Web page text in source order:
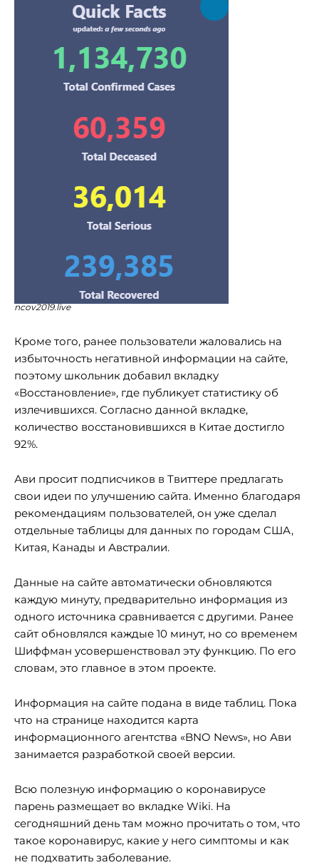
ncov2019.live
Кроме того, ранее пользователи жаловались на
избыточность негативной информации на сайте,
поэтому школьник добавил вкладку
«Восстановление», где публикует статистику об
излечившихся. Согласно данной вкладке,
количество восстановившихся в Китае достигло
92%.
Ави просит подписчиков в Твиттере предлагать
свои идеи по улучшению сайта. Именно благодаря
рекомендациям пользователей, он уже сделал
отдельные таблицы для данных по городам США,
Китая, Канады и Австралии.
Данные на сайте автоматически обновляются
каждую минуту, предварительно информация из
одного источника сравнивается с другими. Ранее
сайт обновлялся каждые 10 минут, но со временем
Шиффман усовершенствовал эту функцию. По его
словам, это главное в этом проекте.
Информация на сайте подана в виде таблиц. Пока
что на странице находится карта
информационного агентства «BNO News», но Ави
занимается разработкой своей версии.
Всю полезную информацию о коронавирусе
парень размещает во вкладке Wiki. На
сегодняшний день там можно прочитать о том, что
такое коронавирус, какие у него симптомы и как
не подхватить заболевание.